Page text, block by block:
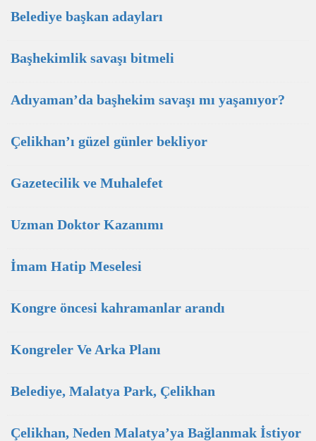
Belediye başkan adayları
Başhekimlik savaşı bitmeli
Adıyaman’da başhekim savaşı mı yaşanıyor?
Çelikhan’ı güzel günler bekliyor
Gazetecilik ve Muhalefet
Uzman Doktor Kazanımı
İmam Hatip Meselesi
Kongre öncesi kahramanlar arandı
Kongreler Ve Arka Planı
Belediye, Malatya Park, Çelikhan
Çelikhan, Neden Malatya’ya Bağlanmak İstiyor